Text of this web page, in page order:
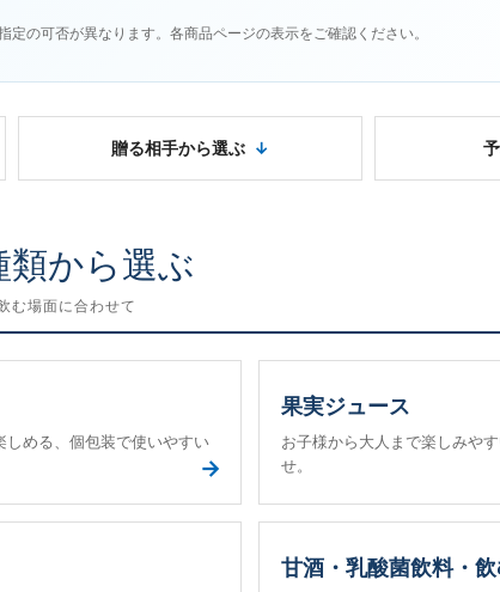
の可否が異なります。各商品ページの表示をご確認ください。
贈る相手から選ぶ
から選ぶ
む場面に合わせて
める、個包装で使いやすい
→
果実ジュース
お子様から大人まで楽しみや
せ。
甘酒・乳酸菌飲料・